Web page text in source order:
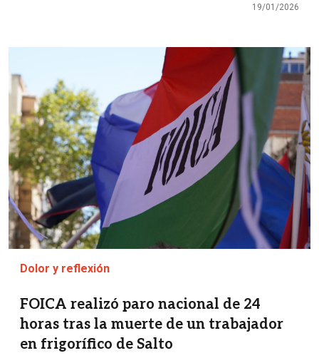
19/01/2026
Dolor y reflexión
FOICA realizó paro nacional de 24
horas tras la muerte de un trabajador
en frigorífico de Salto